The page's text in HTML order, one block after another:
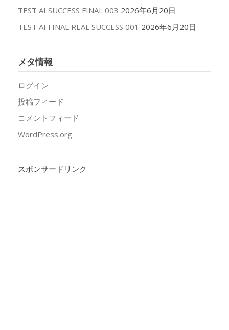
TEST AI SUCCESS FINAL 003 2026年6月20日
TEST AI FINAL REAL SUCCESS 001 2026年6月20日
メタ情報
ログイン
投稿フィード
コメントフィード
WordPress.org
スポンサードリンク